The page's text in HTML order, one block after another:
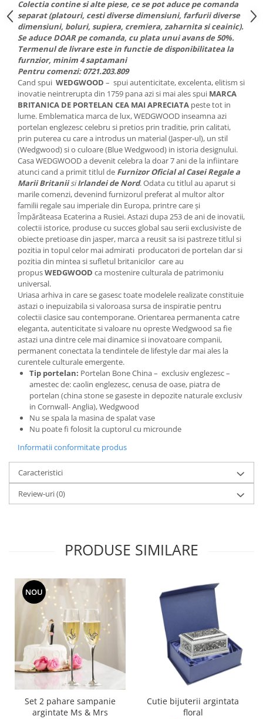
MORRIS&AMP;CO
KINGSLEY
SERENDIPITY GOLD
SERENDIPITY PLATINUM
CHELSEA
MEDICEA
CELESTIAL
PATCHWORK WILLOW
BLUE LILY
HIBISCUS
SWAN
FLORENTINE TURQUOISE
ANTHEMION GREY
ORCHARD
CREATURES OF CURIOSITY
JARDIN
RENAISSANCE RED
SERENDIPITY WHITE
FLOWER FESTIVAL BLUE
FLOWER FESTIVAL RED
LOVE BIRDS
CHIQUE VERDE
CHIQUE ROZ
CHIQUE STRIPES VERDE
Renaissance Grey
Royal White
CHIQUE STRIPES GALBEN
CHIQUE GALBEN
Colectia contine si alte piese, ce se pot aduce pe comanda
separat (platouri, cesti diverse dimensiuni, farfurii diverse
dimensiuni, boluri, supiera, cremiera, zaharnita si ceainic).
Se aduce DOAR pe comanda, cu plata unui avans de 50%.
Termenul de livrare este in functie de disponibilitatea la
furnzior, minim 4 saptamani
Pentru comenzi: 0721.203.809
Cand spui WEDGWOOD – spui autenticitate, excelenta, elitism si
inovatie neintrerupta din 1759 pana azi si mai ales spui MARCA
BRITANICA DE PORTELAN CEA MAI APRECIATA peste tot in
lume. Emblematica marca de lux, WEDGWOOD inseamna azi
portelan englezesc celebru si pretios prin traditie, prin calitati,
prin puterea cu care a introdus un material (Jasper-ul), un stil
(Wedgwood) si o culoare (Blue Wedgwood) in istoria designului.
Casa WEDGWOOD a devenit celebra la doar 7 ani de la infiintare
atunci cand a primit titlul de Furnizor Oficial al Casei Regale a
Marii BritaniisiIrlandei de Nord. Odata cu titlul au aparut si
marile comenzi, devenind furnizorul preferat al multor altor
familii regale sau imperiale din Europa, printre care și
Împărăteasa Ecaterina a Rusiei. Astazi dupa 253 de ani de inovatii,
colectii istorice, produse cu succes global sau serii exclusiviste de
obiecte pretioase din jasper, marca a reusit sa isi pastreze titlul si
pozitia in topul celor mai admirati producatori de portelan dar si
pozitia din mintea si sufletul britanicilor care au
propusWEDGWOOD ca mostenire culturala de patrimoniu
universal.
Uriasa arhiva in care se gasesc toate modelele realizate constituie
astazi o inepuizabila si valoroasa sursa de inspiratie pentru
colectii clasice sau contemporane. Orientarea permanenta catre
eleganta, autenticitate si valoare nu opreste Wedgwood sa fie
astazi una dintre cele mai dinamice si inovatoare companii,
permanent conectata la tendintele de lifestyle dar mai ales la
curentele culturale emergente.
Tip portelan: Portelan Bone China – exclusiv englezesc –
amestec de: caolin englezesc, cenusa de oase, piatra de
portelan (china stone se gaseste in depozite naturale exclusiv
in Cornwall- Anglia), Wedgwood
Nu se spala la masina de spalat vase
Nu poate fi folosit la cuptorul cu microunde
Informatii conformitate produs
Caracteristici
Review-uri(0)
PRODUSE SIMILARE
NOU
Set 2 pahare sampanie
argintate Ms & Mrs
Cutie bijuterii argintata
floral